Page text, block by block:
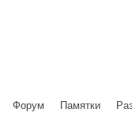
Форум Памятки